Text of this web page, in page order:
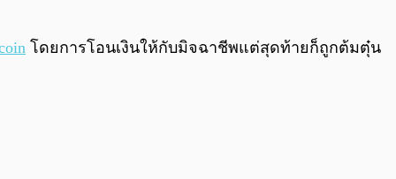
0:00 0:00
โดยการโอนเงินให้กับมิจฉาชีพแต่สุดท้ายก็ถูกต้มตุ๋น